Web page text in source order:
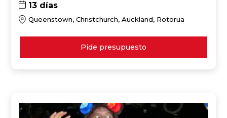
13 días
Queenstown, Christchurch, Auckland, Rotorua
Pide presupuesto